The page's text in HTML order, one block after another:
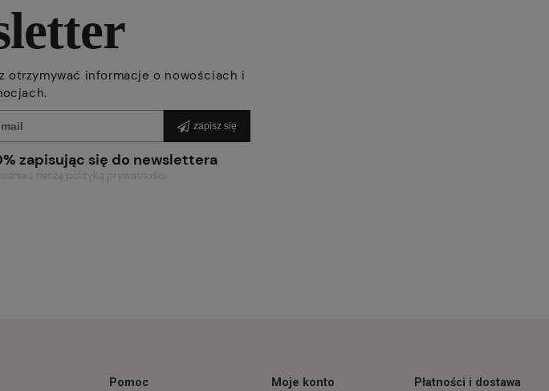
otrzymywać informacje o nowościach i
zapisz się
zapisując się do newslettera
Pomoc Moje konto Płatności i dostawa